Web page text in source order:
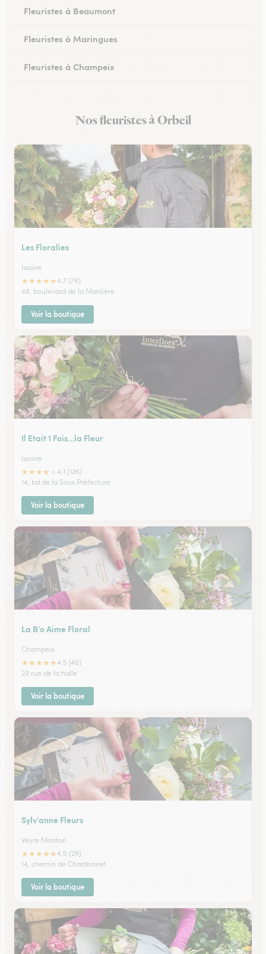
Fleuristes à Beaumont
Fleuristes à Maringues
Fleuristes à Champeix
Fleuristes à CeyratNos fleuristes à Orbeil
Les Floralies
Issoire
★★★★★4.7 (78)
48, boulevard de la Manlière
Voir la boutique
Il Etait 1 Fois…la Fleur
Issoire
★★★★
4.1 (126)
14, bd de la Sous Préfecture
Voir la boutique
La B’o Aime Floral
Champeix
★★★★★4.5 (46)
29 rue de la halle
Voir la boutique
Sylv’anne Fleurs
Veyre Monton
★★★★★4.5 (29)
14, chemin de Chardonnet
Voir la boutique